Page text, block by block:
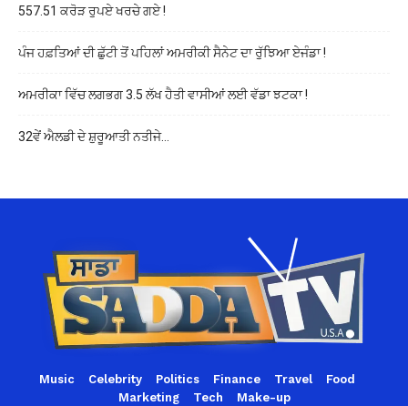
557.51 ਕਰੋੜ ਰੁਪਏ ਖਰਚੇ ਗਏ !
ਪੰਜ ਹਫ਼ਤਿਆਂ ਦੀ ਛੁੱਟੀ ਤੋਂ ਪਹਿਲਾਂ ਅਮਰੀਕੀ ਸੈਨੇਟ ਦਾ ਰੁੱਝਿਆ ਏਜੰਡਾ !
ਅਮਰੀਕਾ ਵਿੱਚ ਲਗਭਗ 3.5 ਲੱਖ ਹੈਤੀ ਵਾਸੀਆਂ ਲਈ ਵੱਡਾ ਝਟਕਾ !
32ਵੇਂ ਐਲਡੀ ਦੇ ਸ਼ੁਰੂਆਤੀ ਨਤੀਜੇ…
Music Celebrity Politics Finance Travel
Food
Marketing
Tech Make-up